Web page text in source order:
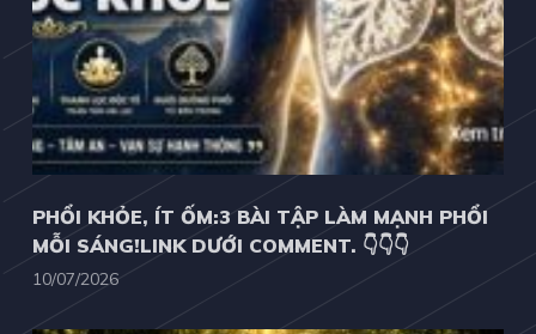
PHỔI KHỎE, ÍT ỐM:3 BÀI TẬP LÀM MẠNH PHỔI
MỖI SÁNG!LINK DƯỚI COMMENT. 👇👇👇
10/07/2026